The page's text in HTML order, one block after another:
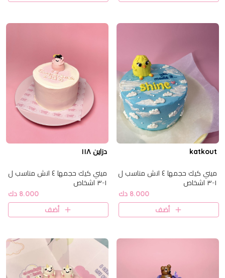
katkout
ميني كيك حجمها ٤ انش مناسب ل
١-٣ اشخاص
8.000 دك
أضف
دزاين ١١٨
ميني كيك حجمها ٤ انش مناسب ل
١-٣ اشخاص
8.000 دك
أضف